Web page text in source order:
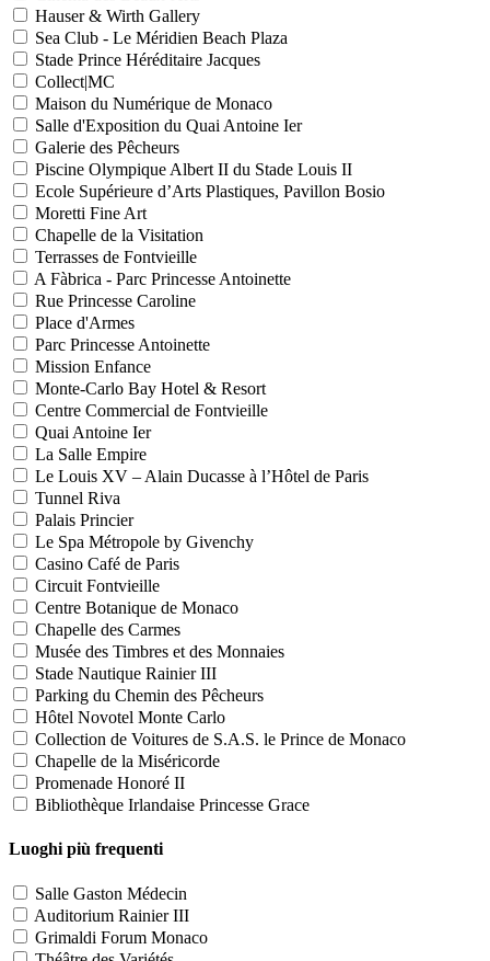
Hauser & Wirth Gallery
Sea Club - Le Méridien Beach Plaza
Stade Prince Héréditaire Jacques
Collect|MC
Maison du Numérique de Monaco
Salle d'Exposition du Quai Antoine Ier
Galerie des Pêcheurs
Piscine Olympique Albert II du Stade Louis II
Ecole Supérieure d’Arts Plastiques, Pavillon Bosio
Moretti Fine Art
Chapelle de la Visitation
Terrasses de Fontvieille
A Fàbrica - Parc Princesse Antoinette
Rue Princesse Caroline
Place d'Armes
Parc Princesse Antoinette
Mission Enfance
Monte-Carlo Bay Hotel & Resort
Centre Commercial de Fontvieille
Quai Antoine Ier
La Salle Empire
Le Louis XV – Alain Ducasse à l’Hôtel de Paris
Tunnel Riva
Palais Princier
Le Spa Métropole by Givenchy
Casino Café de Paris
Circuit Fontvieille
Centre Botanique de Monaco
Chapelle des Carmes
Musée des Timbres et des Monnaies
Stade Nautique Rainier III
Parking du Chemin des Pêcheurs
Hôtel Novotel Monte Carlo
Collection de Voitures de S.A.S. le Prince de Monaco
Chapelle de la Miséricorde
Promenade Honoré II
Bibliothèque Irlandaise Princesse Grace
Luoghi più frequenti
Salle Gaston Médecin
Auditorium Rainier III
Grimaldi Forum Monaco